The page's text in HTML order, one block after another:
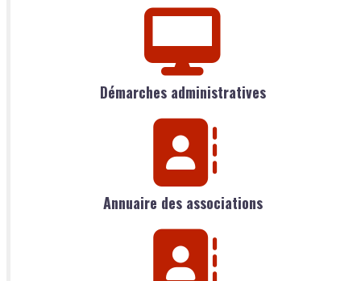
Démarches administratives
Annuaire des associations